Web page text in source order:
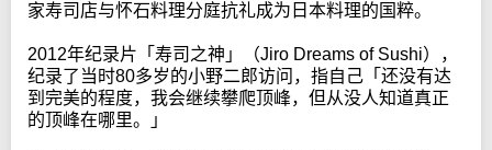
家寿司店与怀石料理分庭抗礼成为日本料理的国粹。
2012年纪录片「寿司之神」（Jiro Dreams of Sushi），
纪录了当时80多岁的小野二郎访问，指自己「还没有达
到完美的程度，我会继续攀爬顶峰，但从没人知道真正
的顶峰在哪里。」